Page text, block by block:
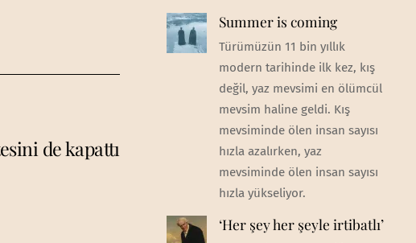
de kapattı
Summer is coming
Türümüzün 11 bin yıllık
modern tarihinde ilk kez, kış
değil, yaz mevsimi en ölümcül
mevsim haline geldi. Kış
mevsiminde ölen insan sayısı
hızla azalırken, yaz
mevsiminde ölen insan sayısı
hızla yükseliyor.
‘Her şey her şeyle irtibatlı’